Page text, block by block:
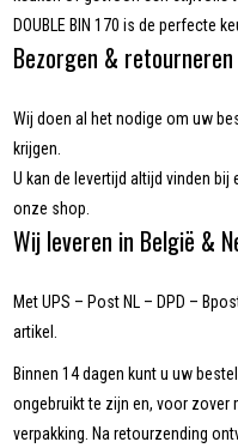
DOUBLE BIN 170 is de perfecte
Bezorgen & retourneren
Wij doen al het nodige om uw
krijgen.
U kan de levertijd altijd vinden
onze shop.
Wij leveren in België &
Met UPS – Post NL – DPD –
artikel.
Binnen 14 dagen kunt u uw
ongebruikt te zijn en, voor zover
verpakking. Na retourzending